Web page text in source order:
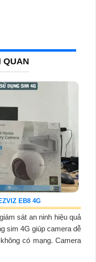
QUAN
EB8 4G
sát an ninh hiệu quả
sim 4G giúp camera dễ
có mạng. Camera